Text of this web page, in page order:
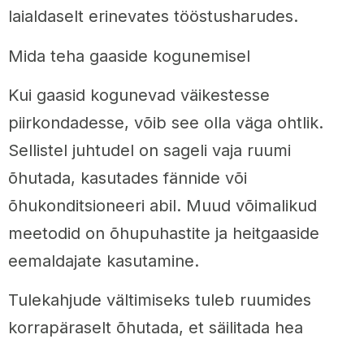
laialdaselt erinevates tööstusharudes.
Mida teha gaaside kogunemisel
Kui gaasid kogunevad väikestesse
piirkondadesse, võib see olla väga ohtlik.
Sellistel juhtudel on sageli vaja ruumi
õhutada, kasutades fännide või
õhukonditsioneeri abil. Muud võimalikud
meetodid on õhupuhastite ja heitgaaside
eemaldajate kasutamine.
Tulekahjude vältimiseks tuleb ruumides
korrapäraselt õhutada, et säilitada hea